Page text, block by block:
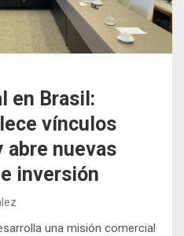
en Brasil:
vínculos
nuevas
inversión
una misión comercial